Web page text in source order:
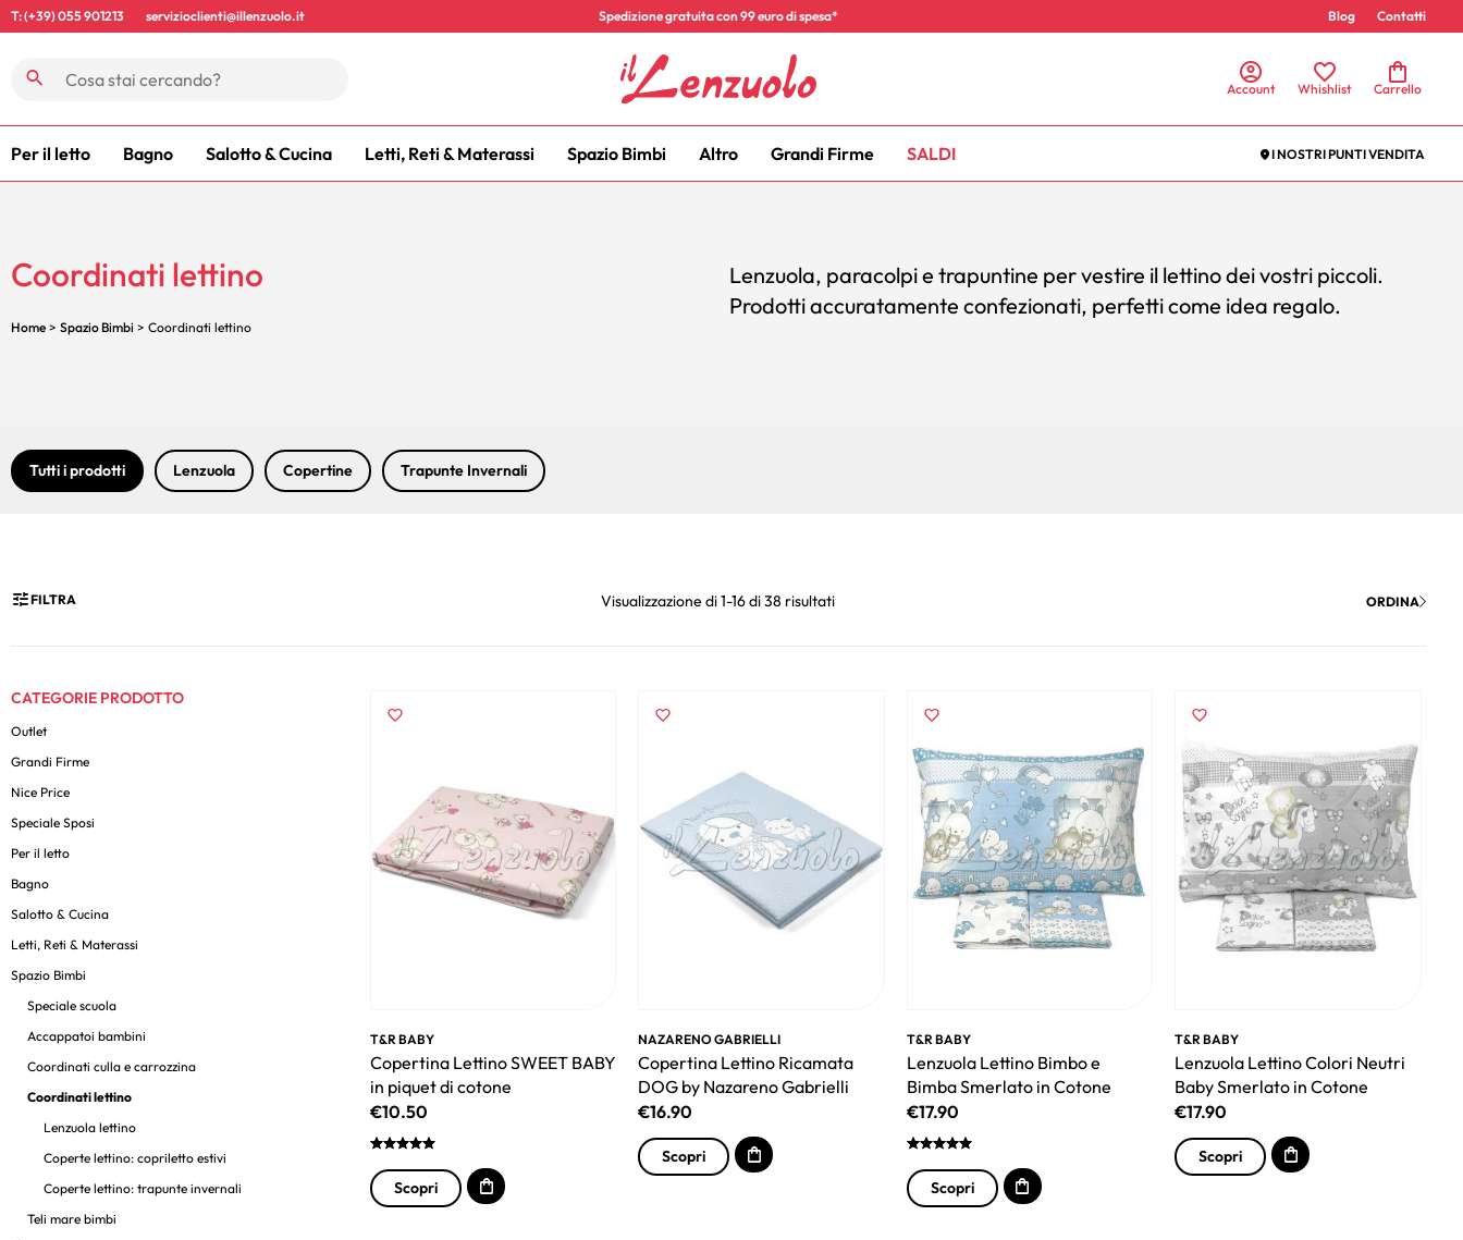
T: (+39) 055 901213 servizioclienti@illenzuolo.it Spedizione gratuita con 99 euro di spesa* Blog Contatti
Account Whishlist Carrello
Per il letto Bagno Salotto & Cucina Letti, Reti & Materassi Spazio Bimbi Altro Grandi Firme SALDI I NOSTRI PUNTI VENDITA
Coordinati lettino
Home > Spazio Bimbi > Coordinati lettino
Lenzuola, paracolpi e trapuntine per vestire il lettino dei vostri piccoli.
Prodotti accuratamente confezionati, perfetti come idea regalo.
Tutti i prodotti Lenzuola Copertine Trapunte Invernali
FILTRA Visualizzazione di 1-16 di 38 risultati ORDINA
CATEGORIE PRODOTTO
Outlet
Grandi Firme
Nice Price
Speciale Sposi
Per il letto
Bagno
Salotto & Cucina
Letti, Reti & Materassi
Spazio Bimbi
Speciale scuola
Accappatoi bambini
Coordinati culla e carrozzina
Coordinati lettino
Lenzuola lettino
Coperte lettino: copriletto estivi
Coperte lettino: trapunte invernali
Teli mare bimbi
T&R BABY
Copertina Lettino SWEET BABY
in piquet di cotone
€10.50
Scopri
NAZARENO GABRIELLI
Copertina Lettino Ricamata
DOG by Nazareno Gabrielli
€16.90
Scopri
T&R BABY
Lenzuola Lettino Bimbo e
Bimba Smerlato in Cotone
€17.90
Scopri
T&R BABY
Lenzuola Lettino Colori Neutri
Baby Smerlato in Cotone
€17.90
Scopri